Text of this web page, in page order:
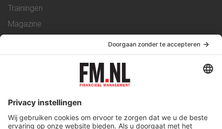
Trainingen
Magazine
Service & Contact
Werken bij ons
Privacy Statement